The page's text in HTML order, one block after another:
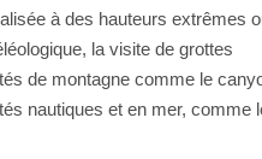
à des hauteurs extrêmes
la visite de grottes
de montagne comme le
nautiques et en mer, comme